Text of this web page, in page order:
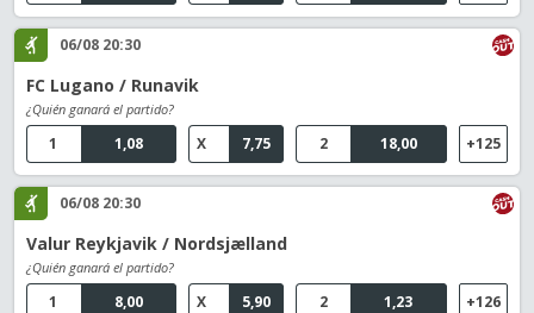
06/08 20:30
FC Lugano / Runavik
¿Quién ganará el partido?
1,08
1 7,75
X 18,00
2 +125
06/08 20:30
Valur Reykjavik / Nordsjælland
¿Quién ganará el partido?
8,00
1 5,90
X 1,23
2 +126